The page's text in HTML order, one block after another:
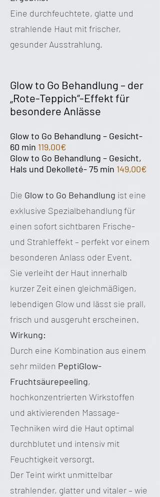
Eine durchfeuchtete, glatte und
strahlende Haut mit frischer,
gesunder Ausstrahlung.
Glow to Go Behandlung – der
„Rote-Teppich“-Effekt für
besondere Anlässe
Glow to Go Behandlung – Gesicht-
60 min 119,00€
Glow to Go Behandlung – Gesicht,
Hals und Dekolleté- 75 min 149,00€
Die Glow to Go Behandlung ist eine
exklusive Spezialbehandlung für
einen sofort sichtbaren Frische-
und Strahleffekt – perfekt vor einem
besonderen Anlass oder Event.
Sie verleiht der Haut innerhalb
kurzer Zeit einen gleichmäßigen,
lebendigen Glow und lässt sie prall,
frisch und ausgeruht erscheinen.
Wirkung:
Durch eine Kombination aus einem
sehr milden PeptiGlow-
Fruchtsäurepeeling,
hochkonzentrierten Wirkstoffen
und aktivierenden Massage-
Techniken wird die Haut optimal
durchblutet und intensiv mit
Feuchtigkeit versorgt.
Der Teint wirkt unmittelbar
strahlender, glatter und vitaler – wie